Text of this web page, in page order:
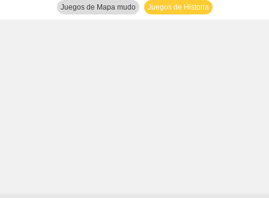
Juegos de Mapa mudo Juegos de Historia